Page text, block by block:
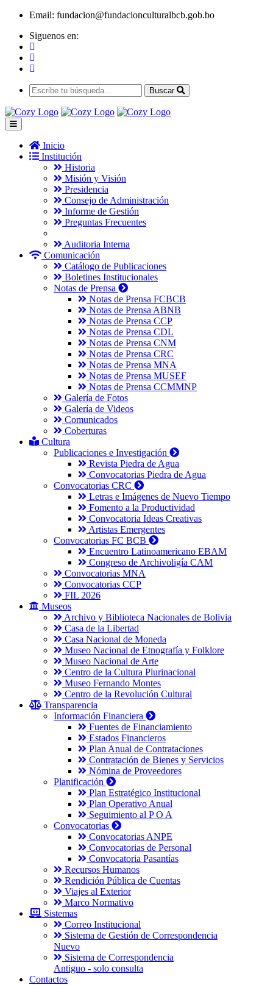
Email: fundacion@fundacionculturalbcb.gob.bo
Siguenos en:
Buscar
Inicio
Institución
Historia
Misión y Visión
Presidencia
Consejo de Administración
Informe de Gestión
Preguntas Frecuentes
Auditoria Interna
Comunicación
Catálogo de Publicaciones
Boletines Institucionales
Notas de Prensa
Notas de Prensa FCBCB
Notas de Prensa ABNB
Notas de Prensa CCP
Notas de Prensa CDL
Notas de Prensa CNM
Notas de Prensa CRC
Notas de Prensa MNA
Notas de Prensa MUSEF
Notas de Prensa CCMMNP
Galería de Fotos
Galería de Videos
Comunicados
Coberturas
Cultura
Publicaciones e Investigación
Revista Piedra de Agua
Convocatorias Piedra de Agua
Convocatorias CRC
Letras e Imágenes de Nuevo Tiempo
Fomento a la Productividad
Convocatoria Ideas Creativas
Artistas Emergentes
Convocatorias FC BCB
Encuentro Latinoamericano EBAM
Congreso de Archivoligía CAM
Convocatorias MNA
Convocatorias CCP
FIL 2026
Museos
Archivo y Biblioteca Nacionales de Bolivia
Casa de la Libertad
Casa Nacional de Moneda
Museo Nacional de Etnografía y Folklore
Museo Nacional de Arte
Centro de la Cultura Plurinacional
Museo Fernando Montes
Centro de la Revolución Cultural
Transparencia
Información Financiera
Fuentes de Financiamiento
Estados Financieros
Plan Anual de Contrataciones
Contratación de Bienes y Servicios
Nómina de Proveedores
Planificación
Plan Estratégico Institucional
Plan Operativo Anual
Seguimiento al P O A
Convocatorias
Convocatorias ANPE
Convocatorias de Personal
Convocatoria Pasantías
Recursos Humanos
Rendición Pública de Cuentas
Viajes al Exterior
Marco Normativo
Sistemas
Correo Institucional
Sistema de Gestión de Correspondencia
Nuevo
Sistema de Correspondencia
Antiguo - solo consulta
Contactos